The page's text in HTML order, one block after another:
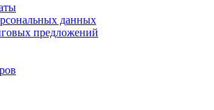
данных
предложений